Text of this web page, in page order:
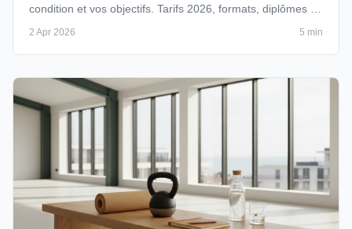
condition et vos objectifs. Tarifs 2026, formats, diplômes à
2 Apr 2026 5 min